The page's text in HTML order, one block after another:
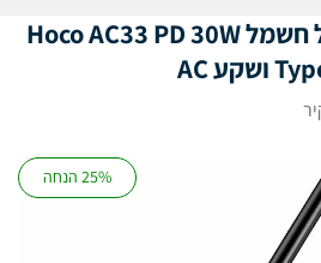
עמדת טעינה ומפצל חשמל Hoco AC33 PD 30W
25% הנחה